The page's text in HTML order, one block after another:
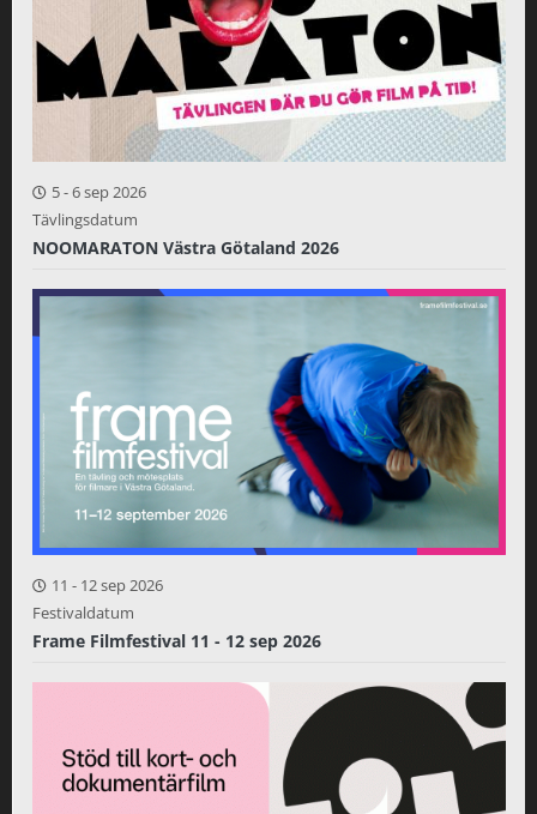
5-6 sep 2026
Tävlingsdatum
NOOMARATON Västra Götaland 2026
11 - 12 sep 2026
Festivaldatum
Frame Filmfestival 11 - 12 sep 2026